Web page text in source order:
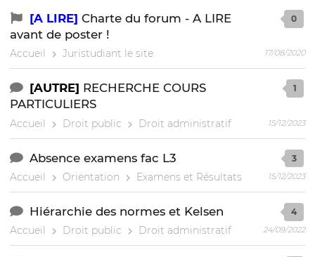
[A LIRE] Charte du forum - A LIRE
avant de poster !
Accueil Juristudiant le site
0
17/08/2020
[AUTRE] RECHERCHE COURS
PARTICULIERS
Accueil Droit public Droit administratif
1
15/12/2023
Absence examens fac L3
Accueil Orientation Examens et Résultats
3
15/12/2023
Hiérarchie des normes et Kelsen
Accueil Droit public Droit administratif
4
24/09/2022